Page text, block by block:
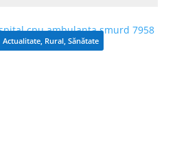
Actualitate, Rural, Sănătate